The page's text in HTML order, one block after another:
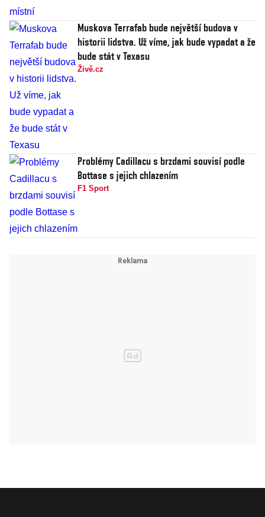
Muskova Terrafab bude největší budova v
historii lidstva. Už víme, jak bude vypadat a že
bude stát v Texasu
Živě.cz
Problémy Cadillacu s brzdami souvisí podle
Bottase s jejich chlazením
F1 Sport